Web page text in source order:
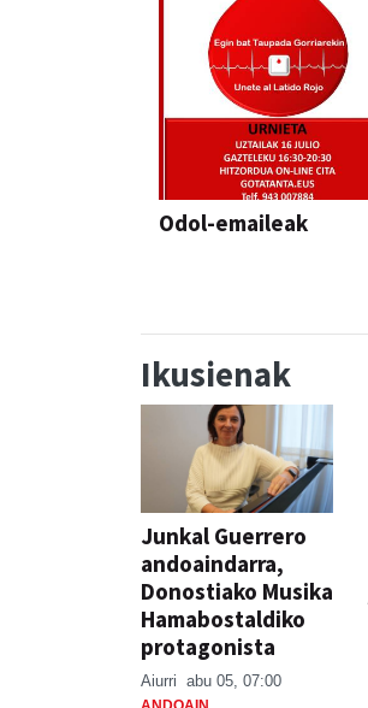
Odol-emaileak
Ikusienak
Junkal Guerrero
andoaindarra,
Donostiako Musika
Hamabostaldiko
protagonista
Aiurri abu 05, 07:00